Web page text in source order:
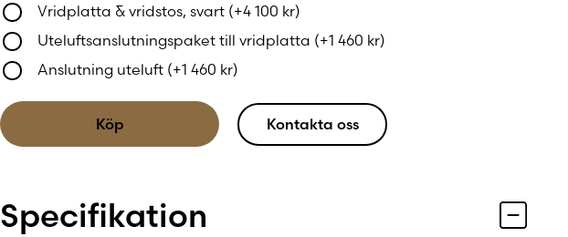
Vridplatta & vridstos, svart (+4 100 kr)
Uteluftsanslutningspaket till vridplatta (+1 460 kr)
Anslutning uteluft (+1 460 kr)
Köp Kontakta oss
Specifikation